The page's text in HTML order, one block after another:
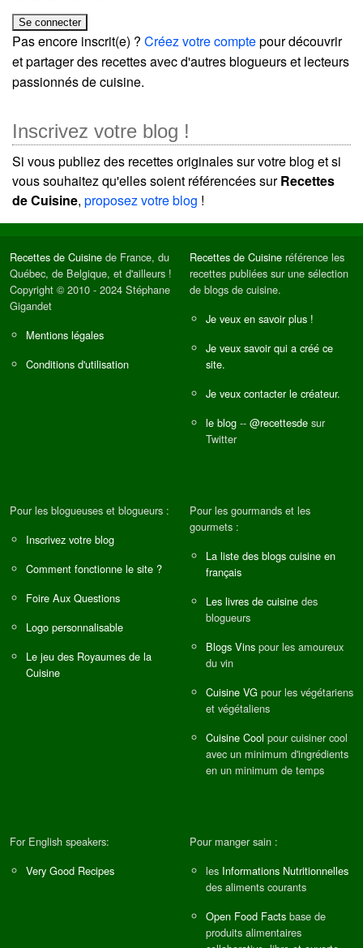
Pas encore inscrit(e) ? Créez votre comptepour découvrir
et partager des recettes avec d'autres blogueurs et lecteurs
passionnés de cuisine.
Inscrivez votre blog !
Si vous publiez des recettes originales sur votre blog et si
vous souhaitez qu'elles soient référencées surRecettes
de Cuisine, proposez votre blog !
Recettes de Cuisine de France, du
Québec, de Belgique, et d'ailleurs !
Copyright © 2010 - 2024 Stéphane
Gigandet
Mentions légales
Conditions d'utilisation
Recettes de Cuisine référence les
recettes publiées sur une sélection
de blogs de cuisine.
Je veux en savoir plus !
Je veux savoir qui a créé ce
site.
Je veux contacter le créateur.
le blog -- @recettesde sur
Twitter
Pour les blogueuses et blogueurs :
Inscrivez votre blog
Comment fonctionne le site ?
Foire Aux Questions
Logo personnalisable
Le jeu des Royaumes de la
Cuisine
Pour les gourmands et les
gourmets :
La liste des blogs cuisine en
français
Les livres de cuisine des
blogueurs
Blogs Vins pour les amoureux
du vin
Cuisine VG pour les végétariens
et végétaliens
Cuisine Cool pour cuisiner cool
avec un minimum d'ingrédients
en un minimum de temps
For English speakers:
Very Good Recipes
Pour manger sain :
les Informations Nutritionnelles
des aliments courants
Open Food Facts base de
produits alimentaires